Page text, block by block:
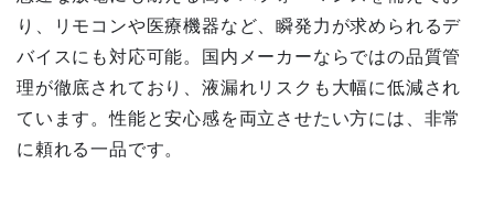
り、リモコンや医療機器など、瞬発力が求められるデ
バイスにも対応可能。国内メーカーならではの品質管
理が徹底されており、液漏れリスクも大幅に低減され
ています。性能と安心感を両立させたい方には、非常
に頼れる一品です。